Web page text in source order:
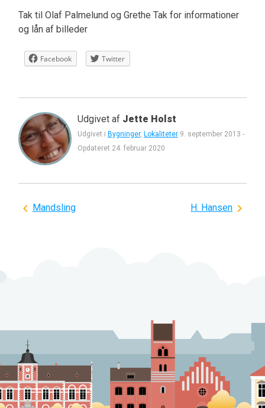
Tak til Olaf Palmelund og Grethe Tak for informationer
og lån af billeder
Facebook Twitter
Udgivet af Jette Holst
Udgivet i Bygninger, Lokaliteter 9. september 2013 -
Opdateret 24. februar 2020
Indlægsnavigation
Mandsling H. Hansen